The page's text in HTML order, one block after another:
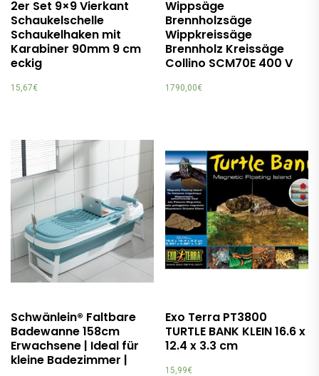
2er Set 9×9 Vierkant
Schaukelschelle
Schaukelhaken mit
Karabiner 90mm 9 cm
eckig
15,67€
Wippsäge
Brennholzsäge
Wippkreissäge
Brennholz Kreissäge
Collino SCM70E 400 V
1790,00€
Schwänlein® Faltbare
Badewanne 158cm
Erwachsene | Ideal für
kleine Badezimmer |
Exo Terra PT3800
TURTLE BANK KLEIN 16.6 x
12.4 x 3.3 cm
15,99€